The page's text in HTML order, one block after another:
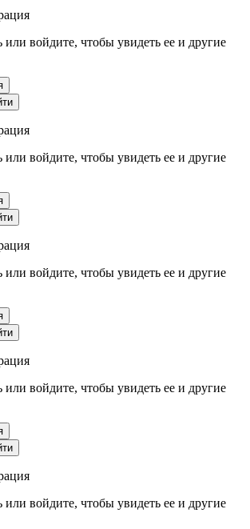
или войдите, чтобы увидеть ее и другие
или войдите, чтобы увидеть ее и другие
или войдите, чтобы увидеть ее и другие
или войдите, чтобы увидеть ее и другие
или войдите, чтобы увидеть ее и другие